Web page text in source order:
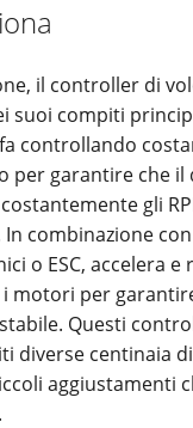
il controller di
suoi compiti
controllando
per garantire che il
gli
combinazione
o ESC, accelera e
motori per
Questi
diverse centinaia
aggiustamenti